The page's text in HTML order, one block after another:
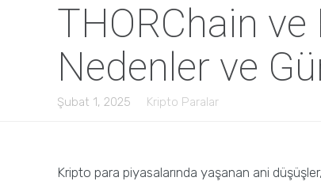
THORChain
Nedenler ve
Şubat 1, 2025 Kripto Paralar
Kripto para piyasalarında yaşanan ani